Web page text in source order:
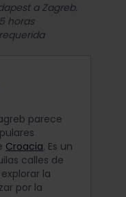
a Zagreb.
horas
parece
Croacia. Es un
calles de
la
por la